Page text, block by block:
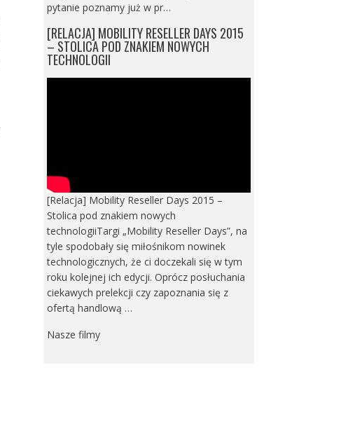
pytanie poznamy już w pr…
[RELACJA] MOBILITY RESELLER DAYS 2015
– STOLICA POD ZNAKIEM NOWYCH
TECHNOLOGII
[Relacja] Mobility Reseller Days 2015 –
Stolica pod znakiem nowych
technologiiTargi „Mobility Reseller Days”, na
tyle spodobały się miłośnikom nowinek
technologicznych, że ci doczekali się w tym
roku kolejnej ich edycji. Oprócz posłuchania
ciekawych prelekcji czy zapoznania się z
ofertą handlową …
Nasze filmy